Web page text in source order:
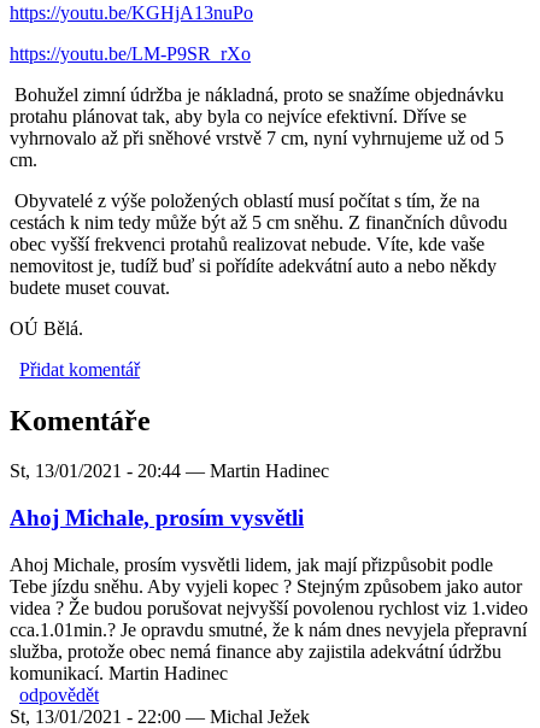
https://youtu.be/KGHjA13nuPo
https://youtu.be/LM-P9SR_rXo
Bohužel zimní údržba je nákladná, proto se snažíme objednávku
protahu plánovat tak, aby byla co nejvíce efektivní. Dříve se
vyhrnovalo až při sněhové vrstvě 7 cm, nyní vyhrnujeme už od 5
cm.
Obyvatelé z výše položených oblastí musí počítat s tím, že na
cestách k nim tedy může být až 5 cm sněhu. Z finančních důvodu
obec vyšší frekvenci protahů realizovat nebude. Víte, kde vaše
nemovitost je, tudíž buď si pořídíte adekvátní auto a nebo někdy
budete muset couvat.
OÚ Bělá.
Přidat komentář
Komentáře
St, 13/01/2021 - 20:44 — Martin Hadinec
Ahoj Michale, prosím vysvětli
Ahoj Michale, prosím vysvětli lidem, jak mají přizpůsobit podle
Tebe jízdu sněhu. Aby vyjeli kopec ? Stejným způsobem jako autor
videa ? Že budou porušovat nejvyšší povolenou rychlost viz 1.video
cca.1.01min.? Je opravdu smutné, že k nám dnes nevyjela přepravní
služba, protože obec nemá finance aby zajistila adekvátní údržbu
komunikací. Martin Hadinec
odpovědět
St, 13/01/2021 - 22:00 — Michal Ježek